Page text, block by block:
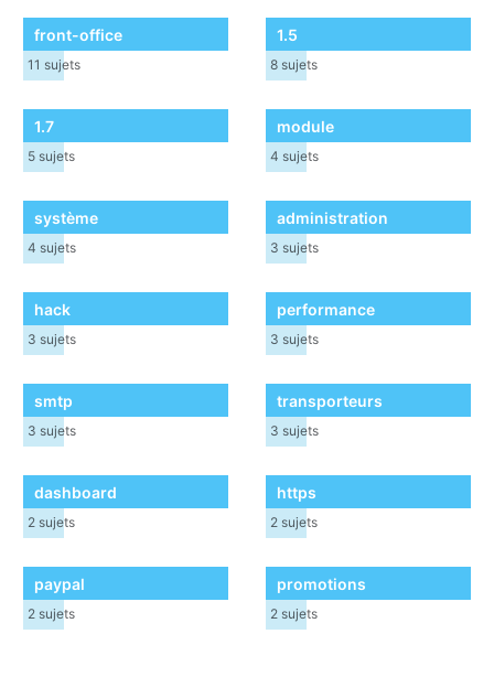
front-office
11 sujets
1.5
8 sujets
1.7
5 sujets
module
4 sujets
système
4 sujets
administration
3 sujets
hack
3 sujets
performance
3 sujets
smtp
3 sujets
transporteurs
3 sujets
dashboard
2 sujets
https
2 sujets
paypal
2 sujets
promotions
2 sujets